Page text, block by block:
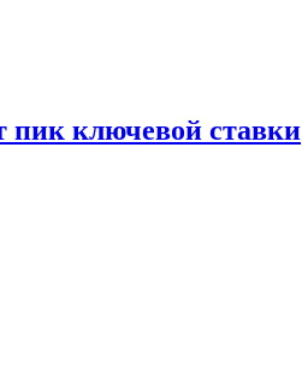
пик ключевой ставки